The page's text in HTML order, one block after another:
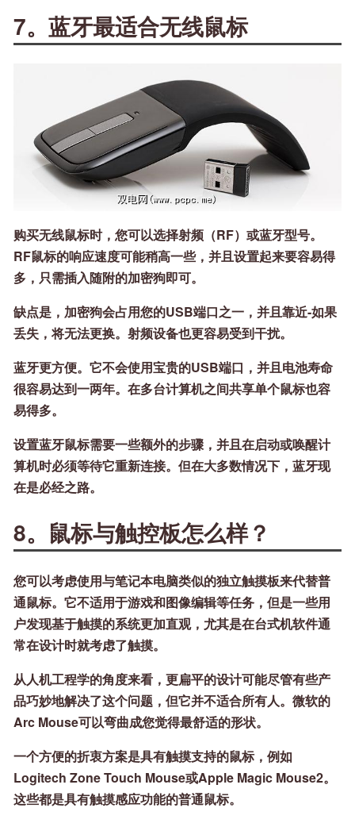
7。蓝牙最适合无线鼠标
购买无线鼠标时，您可以选择射频（RF）或蓝牙型号。
RF鼠标的响应速度可能稍高一些，并且设置起来要容易得
多，只需插入随附的加密狗即可。
缺点是，加密狗会占用您的USB端口之一，并且靠近-如果
丢失，将无法更换。射频设备也更容易受到干扰。
蓝牙更方便。它不会使用宝贵的USB端口，并且电池寿命
很容易达到一两年。在多台计算机之间共享单个鼠标也容
易得多。
设置蓝牙鼠标需要一些额外的步骤，并且在启动或唤醒计
算机时必须等待它重新连接。但在大多数情况下，蓝牙现
在是必经之路。
8。鼠标与触控板怎么样？
您可以考虑使用与笔记本电脑类似的独立触摸板来代替普
通鼠标。它不适用于游戏和图像编辑等任务，但是一些用
户发现基于触摸的系统更加直观，尤其是在台式机软件通
常在设计时就考虑了触摸。
从人机工程学的角度来看，更扁平的设计可能尽管有些产
品巧妙地解决了这个问题，但它并不适合所有人。微软的
Arc Mouse可以弯曲成您觉得最舒适的形状。
一个方便的折衷方案是具有触摸支持的鼠标，例如
Logitech Zone Touch Mouse或Apple Magic Mouse2。
这些都是具有触摸感应功能的普通鼠标。